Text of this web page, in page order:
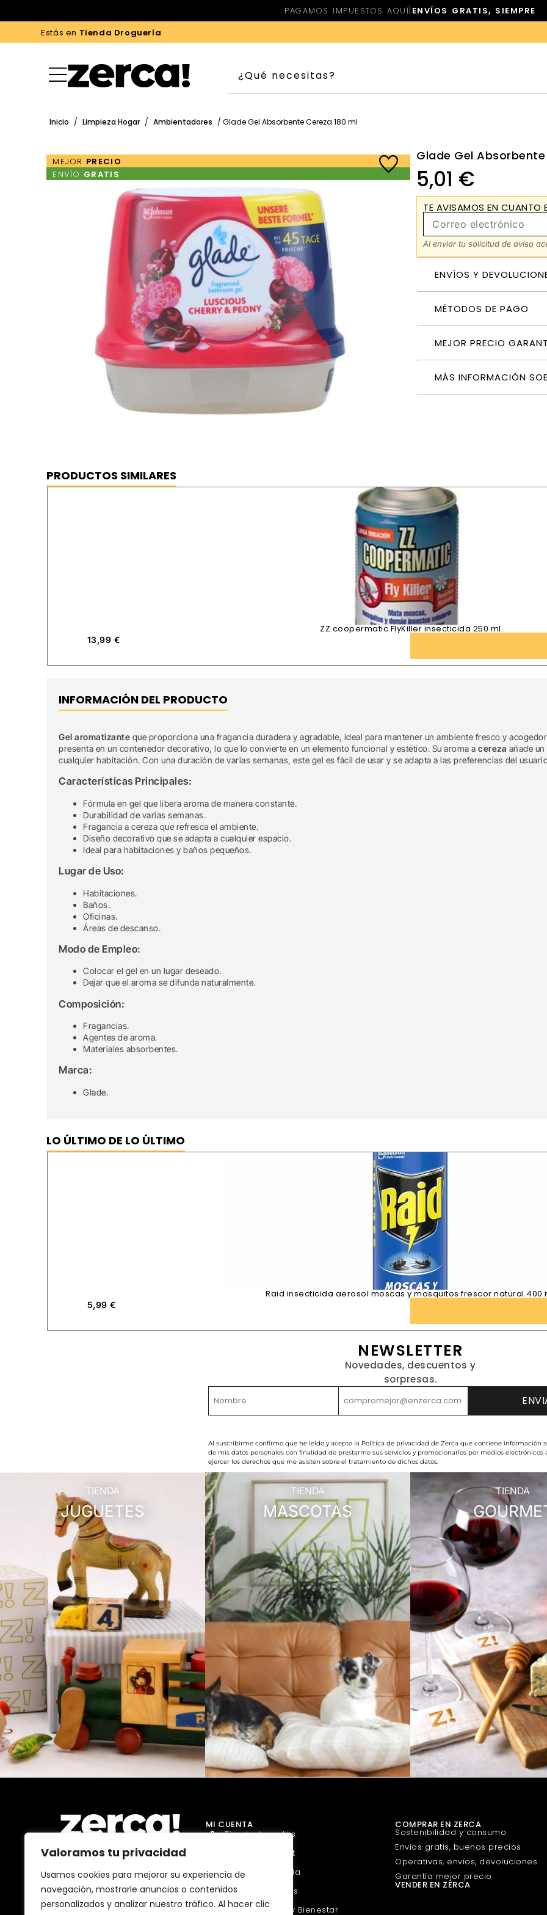
Valoramos tu privacidad
Usamos cookies para mejorar su experiencia de
navegación, mostrarle anuncios o contenidos
personalizados y analizar nuestro tráfico. Al hacer clic
PAGAMOS IMPUESTOS AQUÍ| ENVÍOS GRATIS, SIEMPRE
Estás en Tienda Droguería
Inicio / Limpieza Hogar / Ambientadores / Glade Gel Absorbente Cereza 180 ml
MEJOR PRECIO
ENVÍO GRATIS
Glade Gel Absorbente
5,01 €
TE AVISAMOS EN CUANTO
Al enviar tu solicitud de aviso
ENVÍOS Y
MÉTODOS DE PAGO
MEJOR PRECIO
MÁS INFORMACIÓN
PRODUCTOS SIMILARES
ZZ coopermatic FlyKiller insecticida 250 ml
13,99 €
INFORMACIÓN DEL PRODUCTO
Gel aromatizante que proporciona una fragancia duradera y agradable, ideal para mantener un ambiente fresco y
presenta en un contenedor decorativo, lo que lo convierte en un elemento funcional y estético. Su aroma acereza añade
cualquier habitación. Con una duración de varias semanas, este gel es fácil de usar y se adapta a las preferencias del
Características Principales:
Fórmula en gel que libera aroma de manera constante.
Durabilidad de varias semanas.
Fragancia a cereza que refresca el ambiente.
Diseño decorativo que se adapta a cualquier espacio.
Ideal para habitaciones y baños pequeños.
Lugar de Uso:
Habitaciones.
Baños.
Oficinas.
Áreas de descanso.
Modo de Empleo:
Colocar el gel en un lugar deseado.
Dejar que el aroma se difunda naturalmente.
Composición:
Fragancias.
Agentes de aroma.
Materiales absorbentes.
Marca:
Glade.
LO ÚLTIMO DE LO ÚLTIMO
Raid insecticida aerosol moscas y mosquitos frescor natural 400
5,99€
NEWSLETTER
Novedades, descuentos y
sorpresas.
Al suscribirme confirmo que he leído y acepto la Política de privacidad de Zerca que contiene información
de mis datos personales con finalidad de prestarme sus servicios y promocionarlos por medios electrónicos
ejercer los derechos que me asisten sobre el tratamiento de dichos datos.
TIENDA
JUGUETES
TIENDA
MASCOTAS
TIENDA
Comercios, productores y
distribuidores locales. Pagan
impuestos aquí, y dinamizan
economía y empleo en tu
MI CUENTA
Tienda Juguetes
Tienda Gourmet
Tienda Droguería
Tienda Mascotas
Tienda Belleza y Bienestar
COMPRAR EN ZERCA
Sostenibilidad y consumo
Envíos gratis, buenos precios
Operativas, envíos, devoluciones
Garantía mejor precio
VENDER EN ZERCA